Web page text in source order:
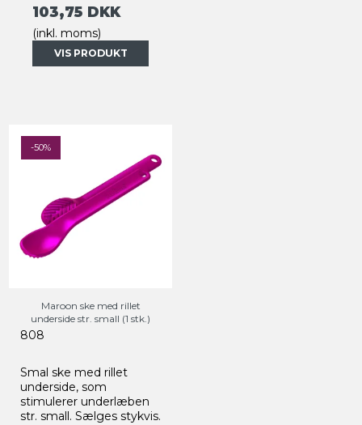
103,75 DKK
(inkl. moms)
VIS PRODUKT
-50%
Maroon ske med rillet
underside str. small (1 stk.)
808
Smal ske med rillet
underside, som
stimulerer underlæben
str. small. Sælges stykvis.